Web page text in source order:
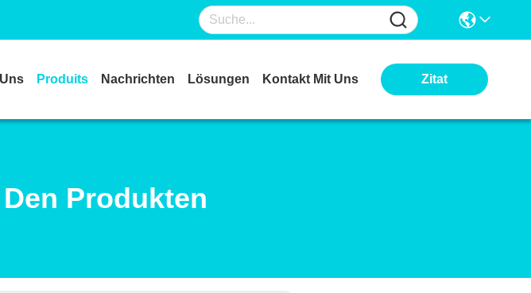
Produits Nachrichten Lösungen Kontakt Mit Uns Zitat
Produkten